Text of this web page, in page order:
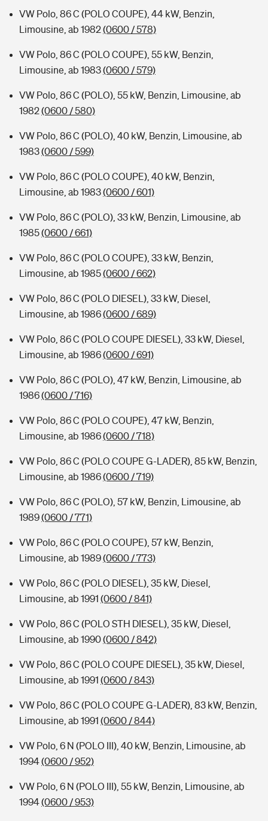
VW Polo, 86 C (POLO COUPE), 44 kW, Benzin,
Limousine, ab 1982(0600 / 578)
VW Polo, 86 C (POLO COUPE), 55 kW, Benzin,
Limousine, ab 1983(0600 / 579)
VW Polo, 86 C (POLO), 55 kW, Benzin, Limousine, ab
1982(0600 / 580)
VW Polo, 86 C (POLO), 40 kW, Benzin, Limousine, ab
1983(0600 / 599)
VW Polo, 86 C (POLO COUPE), 40 kW, Benzin,
Limousine, ab 1983(0600 / 601)
VW Polo, 86 C (POLO), 33 kW, Benzin, Limousine, ab
1985(0600 / 661)
VW Polo, 86 C (POLO COUPE), 33 kW, Benzin,
Limousine, ab 1985(0600 / 662)
VW Polo, 86 C (POLO DIESEL), 33 kW, Diesel,
Limousine, ab 1986(0600 / 689)
VW Polo, 86 C (POLO COUPE DIESEL), 33 kW, Diesel,
Limousine, ab 1986(0600 / 691)
VW Polo, 86 C (POLO), 47 kW, Benzin, Limousine, ab
1986(0600 / 716)
VW Polo, 86 C (POLO COUPE), 47 kW, Benzin,
Limousine, ab 1986(0600 / 718)
VW Polo, 86 C (POLO COUPE G-LADER), 85 kW, Benzin,
Limousine, ab 1986(0600 / 719)
VW Polo, 86 C (POLO), 57 kW, Benzin, Limousine, ab
1989(0600 / 771)
VW Polo, 86 C (POLO COUPE), 57 kW, Benzin,
Limousine, ab 1989(0600 / 773)
VW Polo, 86 C (POLO DIESEL), 35 kW, Diesel,
Limousine, ab 1991 (0600 / 841)
VW Polo, 86 C (POLO STH DIESEL), 35 kW, Diesel,
Limousine, ab 1990(0600 / 842)
VW Polo, 86 C (POLO COUPE DIESEL), 35 kW, Diesel,
Limousine, ab 1991 (0600 / 843)
VW Polo, 86 C (POLO COUPE G-LADER), 83 kW, Benzin,
Limousine, ab 1991 (0600 / 844)
VW Polo, 6 N (POLO III), 40 kW, Benzin, Limousine, ab
1994(0600 / 952)
VW Polo, 6 N (POLO III), 55 kW, Benzin, Limousine, ab
1994(0600 / 953)